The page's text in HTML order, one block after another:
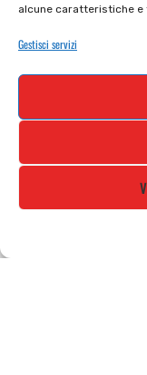
alcune caratteristiche e
Gestisci servizi
Iscriviti alla